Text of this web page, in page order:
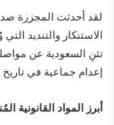
لقد أحدثت المجزرة
الاستنكار والتنديد
إعدام جماعية في تاريخ البلاد،
أبرز المواد القانونية